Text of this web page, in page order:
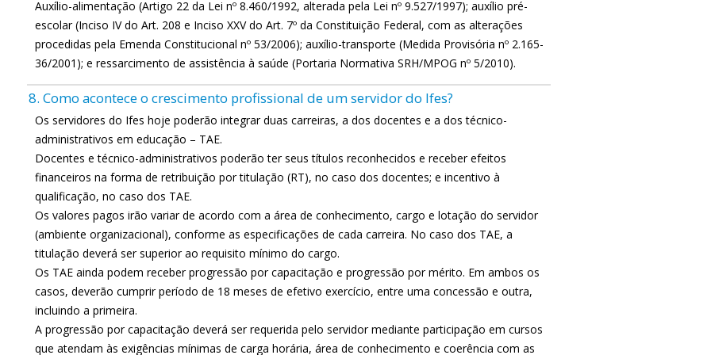
Auxílio-alimentação (Artigo 22 da Lei nº 8.460/1992, alterada pela Lei nº 9.527/1997); auxílio pré-
escolar (Inciso IV do Art. 208 e Inciso XXV do Art. 7º da Constituição Federal, com as alterações
procedidas pela Emenda Constitucional nº 53/2006); auxílio-transporte (Medida Provisória nº 2.165-
36/2001); e ressarcimento de assistência à saúde (Portaria Normativa SRH/MPOG nº 5/2010).
8. Como acontece o crescimento profissional de um servidor do Ifes?
Os servidores do Ifes hoje poderão integrar duas carreiras, a dos docentes e a dos técnico-
administrativos em educação – TAE.
Docentes e técnico-administrativos poderão ter seus títulos reconhecidos e receber efeitos
financeiros na forma de retribuição por titulação (RT), no caso dos docentes; e incentivo à
qualificação, no caso dos TAE.
Os valores pagos irão variar de acordo com a área de conhecimento, cargo e lotação do servidor
(ambiente organizacional), conforme as especificações de cada carreira. No caso dos TAE, a
titulação deverá ser superior ao requisito mínimo do cargo.
Os TAE ainda podem receber progressão por capacitação e progressão por mérito. Em ambos os
casos, deverão cumprir período de 18 meses de efetivo exercício, entre uma concessão e outra,
incluindo a primeira.
A progressão por capacitação deverá ser requerida pelo servidor mediante participação em cursos
que atendam às exigências mínimas de carga horária, área de conhecimento e coerência com as